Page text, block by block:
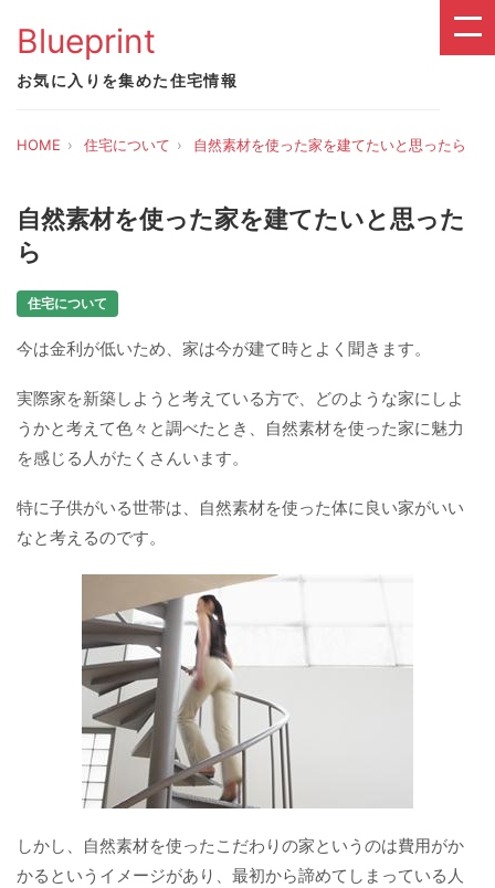
Blueprint
お気に入りを集めた住宅情報
HOME 住宅について 自然素材を使った家を建てたいと思ったら
自然素材を使った家を建てたいと思った
ら
住宅について
今は金利が低いため、家は今が建て時とよく聞きます。
実際家を新築しようと考えている方で、どのような家にしよ
うかと考えて色々と調べたとき、自然素材を使った家に魅力
を感じる人がたくさんいます。
特に子供がいる世帯は、自然素材を使った体に良い家がいい
なと考えるのです。
しかし、自然素材を使ったこだわりの家というのは費用がか
かるというイメージがあり、最初から諦めてしまっている人